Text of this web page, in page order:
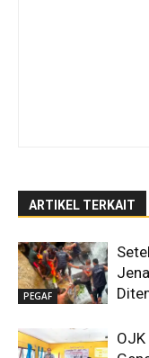
ARTIKEL TERKAIT
PEGAF